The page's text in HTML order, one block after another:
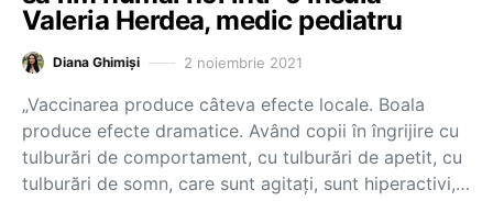
Valeria Herdea, medic pediatru
Diana Ghimiși 2 noiembrie 2021
„Vaccinarea produce câteva efecte locale. Boala
produce efecte dramatice. Având copii în îngrijire cu
tulburări de comportament, cu tulburări de apetit, cu
tulburări de somn, care sunt agitați, sunt hiperactivi,…